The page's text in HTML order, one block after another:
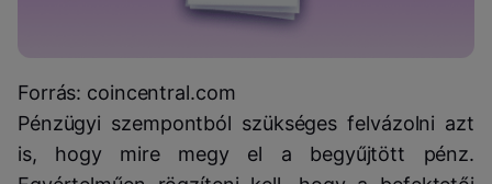
Forrás: coincentral.com
Pénzügyi szempontból szükséges felvázolni azt
is, hogy mire megy el a begyűjtött pénz.